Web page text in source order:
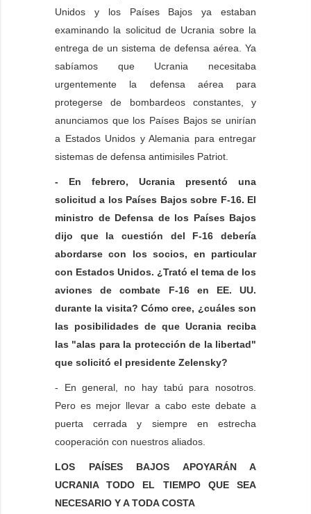
Unidos y los Países Bajos ya estaban
examinando la solicitud de Ucrania sobre la
entrega de un sistema de defensa aérea. Ya
sabíamos que Ucrania necesitaba
urgentemente la defensa aérea para
protegerse de bombardeos constantes, y
anunciamos que los Países Bajos se unirían
a Estados Unidos y Alemania para entregar
sistemas de defensa antimisiles Patriot.
- En febrero, Ucrania presentó una
solicitud a los Países Bajos sobre F-16. El
ministro de Defensa de los Países Bajos
dijo que la cuestión del F-16 debería
abordarse con los socios, en particular
con Estados Unidos. ¿Trató el tema de los
aviones de combate F-16 en EE. UU.
durante la visita? Cómo cree, ¿cuáles son
las posibilidades de que Ucrania reciba
las "alas para la protección de la libertad"
que solicitó el presidente Zelensky?
- En general, no hay tabú para nosotros.
Pero es mejor llevar a cabo este debate a
puerta cerrada y siempre en estrecha
cooperación con nuestros aliados.
LOS PAÍSES BAJOS APOYARÁN A
UCRANIA TODO EL TIEMPO QUE SEA
NECESARIO Y A TODA COSTA